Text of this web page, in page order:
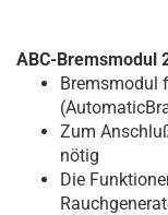
ABC-Bremsmodul
Bremsmodul
Zum
nötig
Die